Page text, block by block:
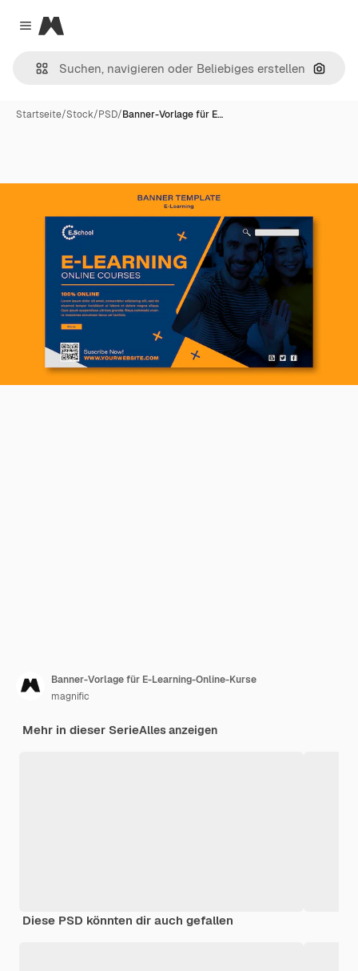
Close menu
Magnific
Nach
Startseite/Stock/PSD/Banner-Vorlage für E…
Banner-Vorlage für E-Learning-Online-Kurse
magnific
Mehr in dieser SerieAlles anzeigen
Diese PSD könnten dir auch gefallen